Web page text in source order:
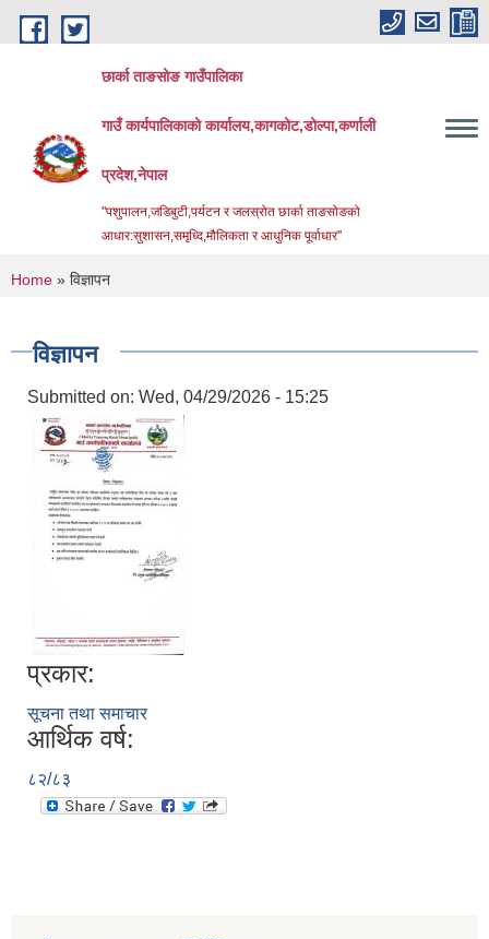
Skip to main content
छार्का ताङसोङ गाउँपालिका
गाउँ कार्यपालिकाको कार्यालय,कागकोट,डोल्पा,कर्णाली
प्रदेश,नेपाल
"पशुपालन,जडिबुटी,पर्यटन र जलस्रोत छार्का ताङसोङको
आधार:सुशासन,समृध्दि,मौलिकता र आधुनिक पूर्वाधार''
You are here
Home » विज्ञापन
विज्ञापन
Submitted on: Wed, 04/29/2026 - 15:25
प्रकार:
सूचना तथा समाचार
आर्थिक वर्ष:
८२/८३